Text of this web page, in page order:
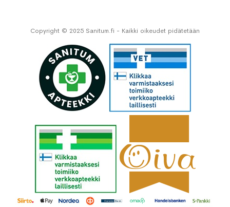
Copyright © 2025 Sanitum.fi - Kaikki oikeudet pidätetään